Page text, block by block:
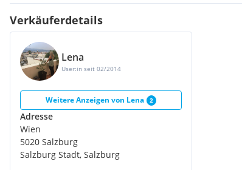
Verkäuferdetails
Lena
User:in seit 02/2014
Weitere Anzeigen von Lena 2
Adresse
Wien
5020 Salzburg
Salzburg Stadt, Salzburg